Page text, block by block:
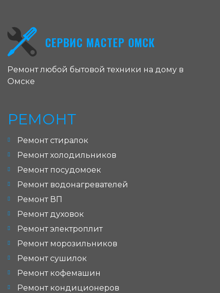
СЕРВИС МАСТЕР ОМСК
Ремонт любой бытовой техники на дому в
Омске
РЕМОНТ
Ремонт стиралок
Ремонт холодильников
Ремонт посудомоек
Ремонт водонагревателей
Ремонт ВП
Ремонт духовок
Ремонт электроплит
Ремонт морозильников
Ремонт сушилок
Ремонт кофемашин
Ремонт кондиционеров